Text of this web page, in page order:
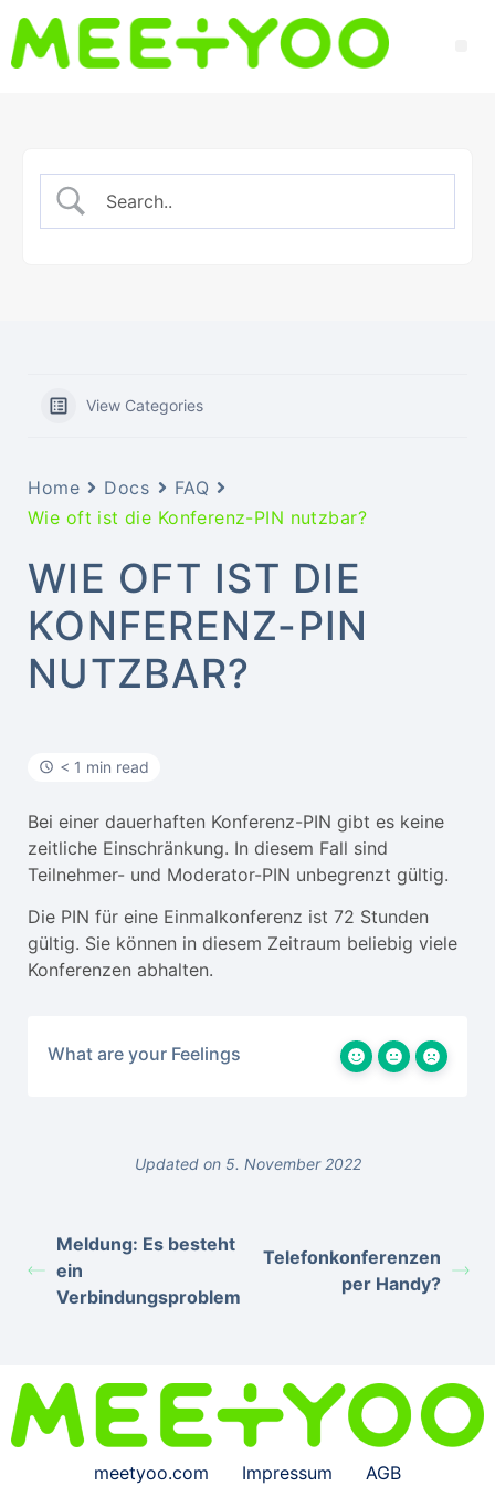
View Categories
Home Docs
FAQ
Wie oft ist die Konferenz-PIN nutzbar?
WIE OFT IST DIE
KONFERENZ-PIN
NUTZBAR?
< 1 min read
Bei einer dauerhaften Konferenz-PIN gibt es keine
zeitliche Einschränkung. In diesem Fall sind
Teilnehmer- und Moderator-PIN unbegrenzt gültig.
Die PIN für eine Einmalkonferenz ist 72 Stunden
gültig. Sie können in diesem Zeitraum beliebig viele
Konferenzen abhalten.
What are your Feelings
Updated on 5. November 2022
Meldung: Es besteht
ein
Verbindungsproblem
Telefonkonferenzen
per Handy?
meetyoo.com Impressum AGB